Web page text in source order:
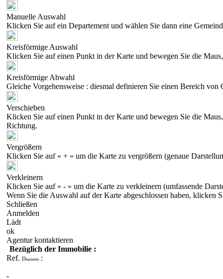
Manuelle Auswahl
Klicken Sie auf ein Departement und wählen Sie dann eine
Kreisförmige Auswahl
Klicken Sie auf einen Punkt in der Karte und bewegen Sie die
Kreisförmige Abwahl
Gleiche Vorgehensweise : diesmal definieren Sie einen Bereich von
Verschieben
Klicken Sie auf einen Punkt in der Karte und bewegen Sie die
Richtung.
Vergrößern
Klicken Sie auf « + » um die Karte zu vergrößern (genaue
Verkleinern
Klicken Sie auf « - » um die Karte zu verkleinern (umfassende
Wenn Sie die Auswahl auf der Karte abgeschlossen haben, klicken
Schließen
Anmelden
Lädt
ok
Agentur kontaktieren
Bezüglich der Immobilie :
Ref. Dmaisons :
-